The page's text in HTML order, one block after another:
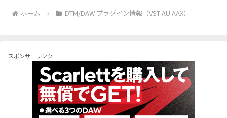
ホーム DTM/DAW プラグイン情報（VST AU AAX）
スポンサーリンク